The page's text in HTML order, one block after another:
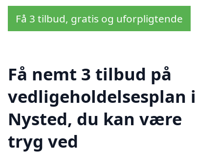
Få 3 tilbud, gratis og uforpligtende
Få nemt 3 tilbud på
vedligeholdelsesplan i
Nysted, du kan være
tryg ved